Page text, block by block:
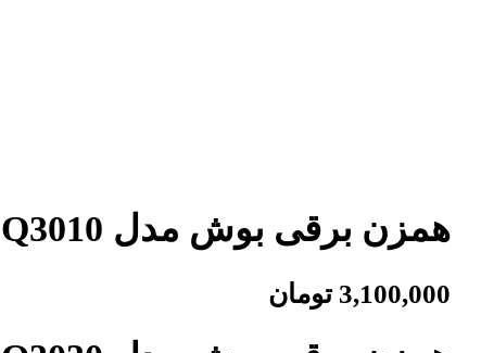
همزن برقی بوش مدل MFQ3010
3,100,000 تومان